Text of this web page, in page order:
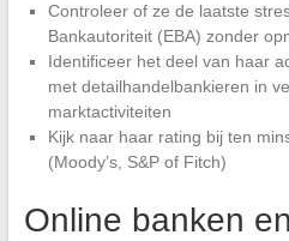
Controleer of ze de laatste
Bankautoriteit (EBA) zonder
Identificeer het deel van haar
met detailhandelbankieren in
marktactiviteiten
Kijk naar haar rating bij ten
(Moody’s, S&P of Fitch)
Online banken